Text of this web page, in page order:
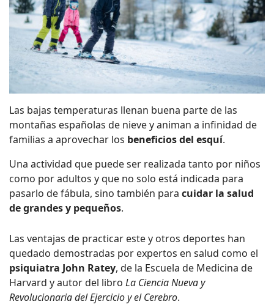
Las bajas temperaturas llenan buena parte de las
montañas españolas de nieve y animan a infinidad de
familias a aprovechar los beneficios del esquí.
Una actividad que puede ser realizada tanto por niños
como por adultos y que no solo está indicada para
pasarlo de fábula, sino también para cuidar la salud
de grandes y pequeños.
Las ventajas de practicar este y otros deportes han
quedado demostradas por expertos en salud como el
psiquiatra John Ratey, de la Escuela de Medicina de
Harvard y autor del libro La Ciencia Nueva y
Revolucionaria del Ejercicio y el Cerebro.